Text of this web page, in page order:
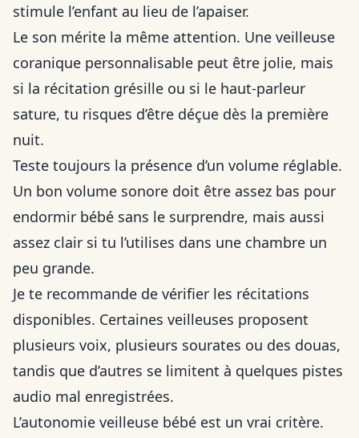
stimule l’enfant au lieu de l’apaiser.
Le son mérite la même attention. Une veilleuse
coranique personnalisable peut être jolie, mais
si la récitation grésille ou si le haut-parleur
sature, tu risques d’être déçue dès la première
nuit.
Teste toujours la présence d’un volume réglable.
Un bon volume sonore doit être assez bas pour
endormir bébé sans le surprendre, mais aussi
assez clair si tu l’utilises dans une chambre un
peu grande.
Je te recommande de vérifier les récitations
disponibles. Certaines veilleuses proposent
plusieurs voix, plusieurs sourates ou des douas,
tandis que d’autres se limitent à quelques pistes
audio mal enregistrées.
L’autonomie veilleuse bébé est un vrai critère.